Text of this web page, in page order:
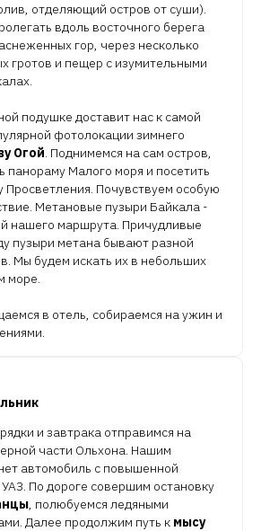
отделяющий остров от суши).
вдоль восточного берега
гор, через несколько
гротов и пещер с изумительными
подушке доставит нас к самой
фотолокации зимнего
Огой. Поднимемся на сам остров,
панораму Малого моря и посетить
Просветления. Почувствуем особую
Метановые пузыри Байкала -
нашего маршрута. Причудливые
пузыри метана бывают разной
Мы будем искать их в небольших
море.
в отель, собираемся на ужин и
и завтрака отправимся на
части Ольхона. Нашим
автомобиль с повышенной
По дороге совершим остановку
, полюбуемся ледяными
Далее продолжим путь к мысу